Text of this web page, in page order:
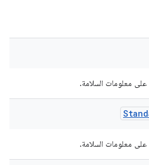
معلومات السلامة.
معلومات السلامة.